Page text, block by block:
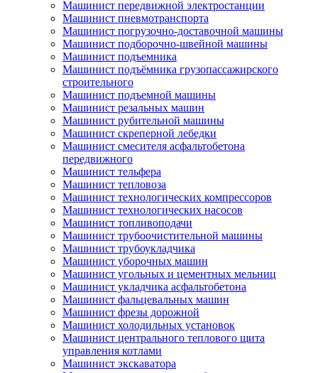
Машинист передвижной электростанции
Машинист пневмотранспорта
Машинист погрузочно-доставочной машины
Машинист подборочно-швейной машины
Машинист подъемника
Машинист подъёмника грузопассажирского
строительного
Машинист подъемной машины
Машинист резальных машин
Машинист рубительной машины
Машинист скреперной лебедки
Машинист смесителя асфальтобетона
передвижного
Машинист тельфера
Машинист тепловоза
Машинист технологических компрессоров
Машинист технологических насосов
Машинист топливоподачи
Машинист трубоочистительной машины
Машинист трубоукладчика
Машинист уборочных машин
Машинист угольных и цементных мельниц
Машинист укладчика асфальтобетона
Машинист фальцевальных машин
Машинист фрезы дорожной
Машинист холодильных установок
Машинист центрального теплового щита
управления котлами
Машинист экскаватора